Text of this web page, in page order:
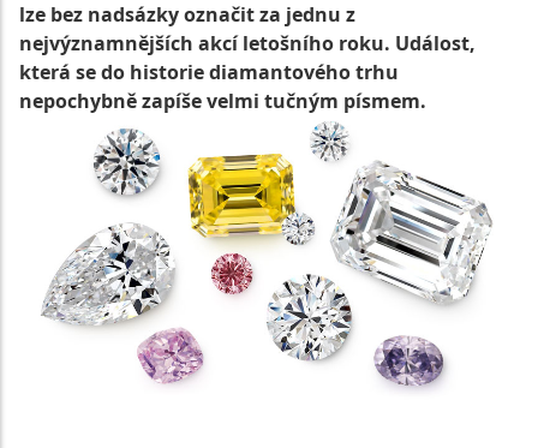
lze bez nadsázky označit za jednu z
nejvýznamnějších akcí letošního roku. Událost,
která se do historie diamantového trhu
nepochybně zapíše velmi tučným písmem.